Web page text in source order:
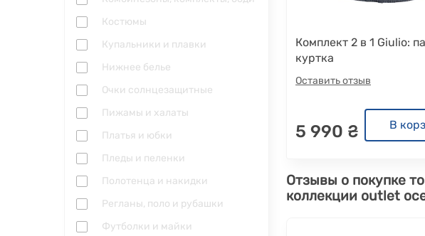
Костюмы
Купальники и плавки
Нижнее белье
Очки солнцезащитные
Пижамы и халаты
Платья и юбки
Пледы и пеленки
Полотенца и накидки
Регланы, поло и рубашки
Футболки и майки
Комплект 2 в 1 Giulio:
куртка
Оставить отзыв
5 990 ₴ В
Отзывы о покупке
коллекции outlet